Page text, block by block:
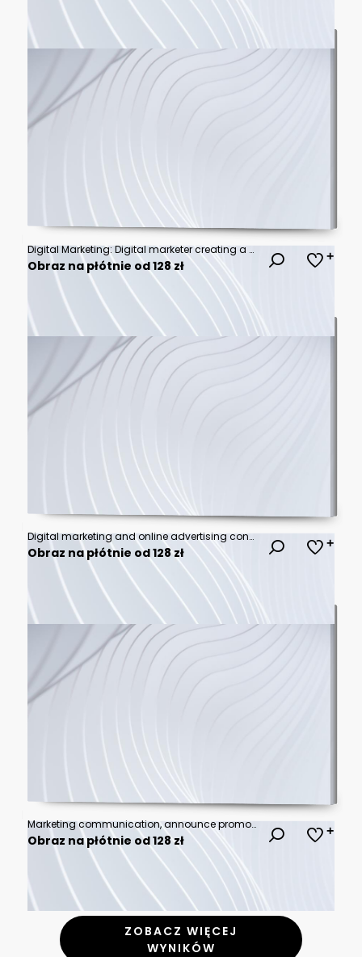
Digital Marketing: Digital marketer creating a pay-per-click (PPC) campaign. Focused professional designing effective online advertising strategy to drive targeted traffic, increase conversions, ROI.
Obraz na płótnie od 128 zł
Digital marketing and online advertising concept. Professional analyzes ad performance dashboard with data and charts. customer engagement insights, social media strategy, audience targeting, SEO.
Obraz na płótnie od 128 zł
Marketing communication, announce promotion or communicate with employees, community or organization speech, loud voice or announcement concept, business people PR public relation shout on megaphone.
Obraz na płótnie od 128 zł
ZOBACZ WIĘCEJ
WYNIKÓW